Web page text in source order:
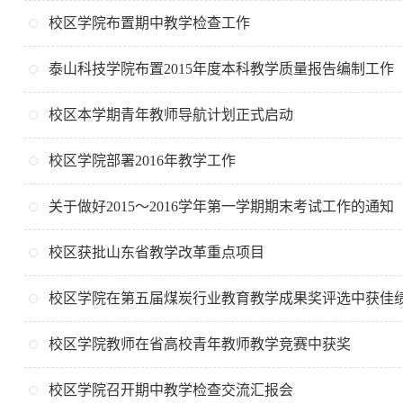
校区学院布置期中教学检查工作
泰山科技学院布置2015年度本科教学质量报告编制工作
校区本学期青年教师导航计划正式启动
校区学院部署2016年教学工作
关于做好2015～2016学年第一学期期末考试工作的通知
校区获批山东省教学改革重点项目
校区学院在第五届煤炭行业教育教学成果奖评选中获佳
校区学院教师在省高校青年教师教学竞赛中获奖
校区学院召开期中教学检查交流汇报会